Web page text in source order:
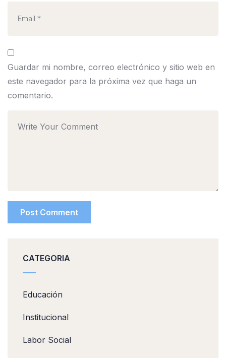
Guardar mi nombre, correo electrónico y sitio web en
este navegador para la próxima vez que haga un
comentario.
CATEGORIA
Educación
Institucional
Labor Social